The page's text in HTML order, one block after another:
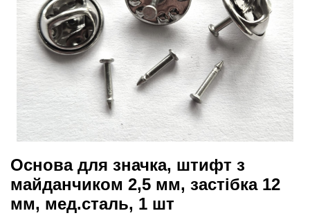
Основа для значка, штифт з
майданчиком 2,5 мм, застібка 12
мм, мед.сталь, 1 шт